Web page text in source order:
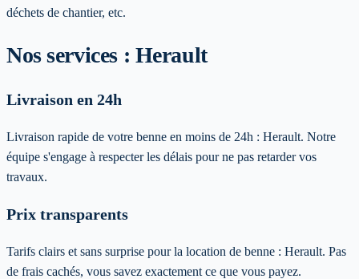
déchets de chantier, etc.
Nos services : Herault
Livraison en 24h
Livraison rapide de votre benne en moins de 24h : Herault. Notre
équipe s'engage à respecter les délais pour ne pas retarder vos
travaux.
Prix transparents
Tarifs clairs et sans surprise pour la location de benne : Herault. Pas
de frais cachés, vous savez exactement ce que vous payez.